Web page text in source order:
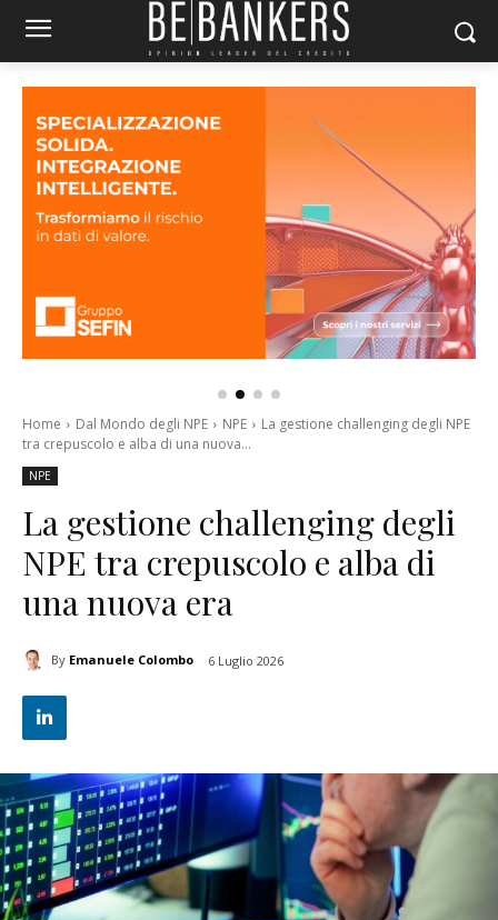
Home Dal Mondo degli NPE NPE
La gestione challenging degli NPE
tra crepuscolo e alba di una nuova...
NPE
La gestione challenging degli
NPE tra crepuscolo e alba di
una nuova era
By Emanuele Colombo 6 Luglio 2026